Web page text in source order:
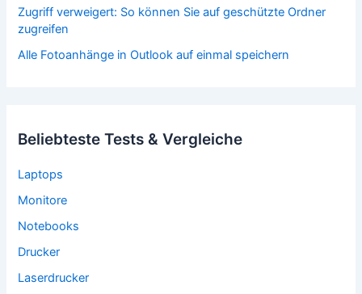
Zugriff verweigert: So können Sie auf geschützte Ordner
zugreifen
Alle Fotoanhänge in Outlook auf einmal speichern
Beliebteste Tests & Vergleiche
Laptops
Monitore
Notebooks
Drucker
Laserdrucker